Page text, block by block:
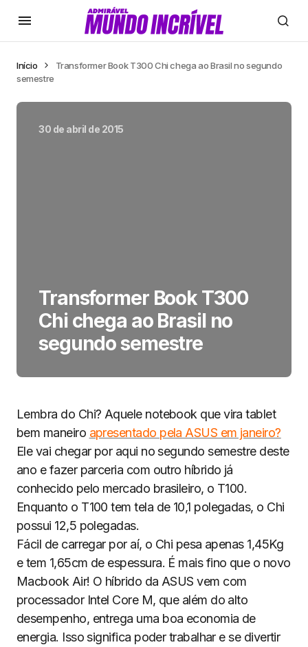
Início
Transformer Book T300 Chi chega ao Brasil no segundo
semestre
30 de abril de 2015
Transformer Book T300
Chi chega ao Brasil no
segundo semestre
Lembra do Chi? Aquele notebook que vira tablet
bem maneiro apresentado pela ASUS em janeiro?
Ele vai chegar por aqui no segundo semestre deste
ano e fazer parceria com outro híbrido já
conhecido pelo mercado brasileiro, o T100.
Enquanto o T100 tem tela de 10,1 polegadas, o Chi
possui 12,5 polegadas.
Fácil de carregar por aí, o Chi pesa apenas 1,45Kg
e tem 1,65cm de espessura. É mais fino que o novo
Macbook Air! O híbrido da ASUS vem com
processador Intel Core M, que além do alto
desempenho, entrega uma boa economia de
energia. Isso significa poder trabalhar e se divertir